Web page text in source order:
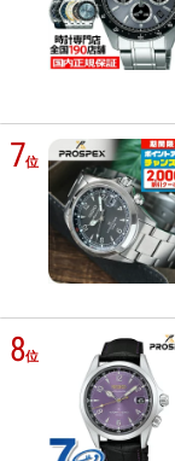
7位
8位